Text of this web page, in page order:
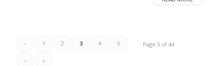
Page 3 of 44
‹ 1 2 3 4 5
› »